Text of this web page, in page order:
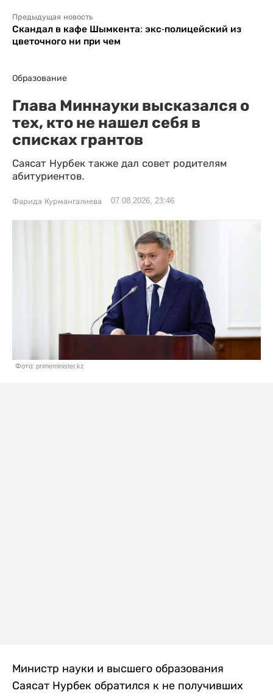
Предыдущая новость
Скандал в кафе Шымкента: экс-полицейский из
цветочного ни при чем
Образование
Глава Миннауки высказался о
тех, кто не нашел себя в
списках грантов
Саясат Нурбек также дал совет родителям
абитуриентов.
Фарида Курмангалиева 07.08.2026, 23:46
Фото: primeminister.kz
Министр науки и высшего образования
Саясат Нурбек обратился к не получивших